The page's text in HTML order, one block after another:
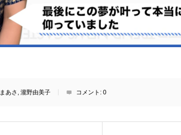
あさ 瀧野由美子 コメント: 0